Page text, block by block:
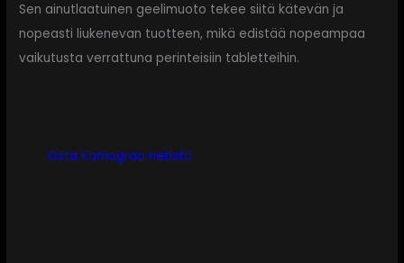
Sen ainutlaatuinen geelimuoto tekee siitä kätevän ja
nopeasti liukenevan tuotteen, mikä edistää nopeampaa
vaikutusta verrattuna perinteisiin tabletteihin.
Osta Kamagraa netistä